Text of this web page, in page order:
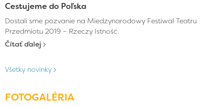
Cestujeme do Poľska
Dostali sme pozvanie na Miedzynarodowy Festiwal Teatru
Przedmiotu 2019 – Rzeczy Istność.
Čítať ďalej
Všetky novinky
FOTOGALÉRIA